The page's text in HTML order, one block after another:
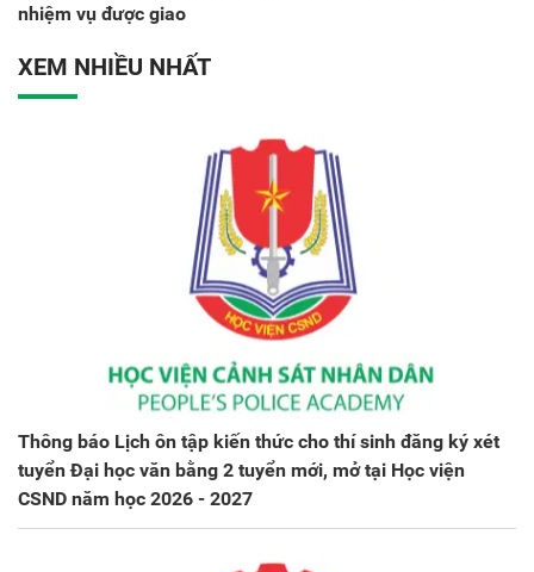
nhiệm vụ được giao
XEM NHIỀU NHẤT
Thông báo Lịch ôn tập kiến thức cho thí sinh đăng ký xét
tuyển Đại học văn bằng 2 tuyển mới, mở tại Học viện
CSND năm học 2026 - 2027